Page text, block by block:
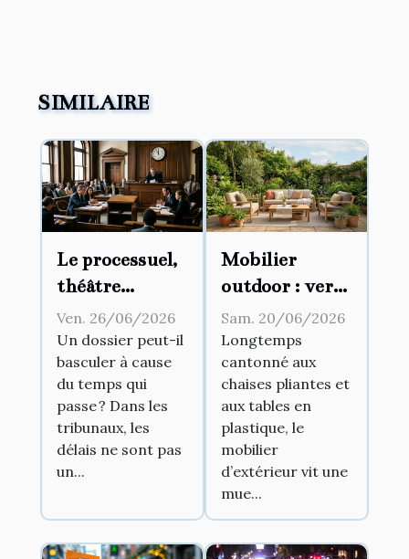
SIMILAIRE
Le processuel,
théâtre
d’influences :
comment les
délais
modifient-ils
l’issue d’un
procès ?
Ven. 26/06/2026
Un dossier peut-il
basculer à cause
du temps qui
passe ? Dans les
tribunaux, les
délais ne sont pas
un...
Mobilier
outdoor : vers
une fusion
entre
intérieur et
jardin
Sam. 20/06/2026
Longtemps
cantonné aux
chaises pliantes et
aux tables en
plastique, le
mobilier
d’extérieur vit une
mue...